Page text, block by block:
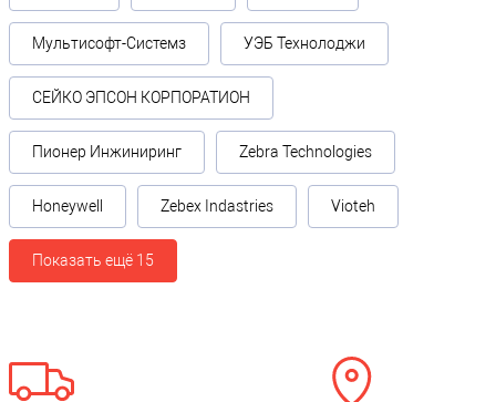
Мультисофт-Системз УЭБ Технолоджи
СЕЙКО ЭПСОН КОРПОРАТИОН
Пионер Инжиниринг Zebra Technologies
Honeywell Zebex Indastries Vioteh
Показать ещё 15